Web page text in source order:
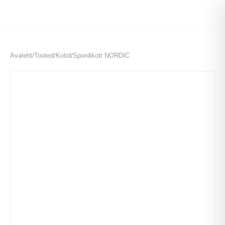
Avaleht/Tooted/Kotid/Spordikott NORDIC